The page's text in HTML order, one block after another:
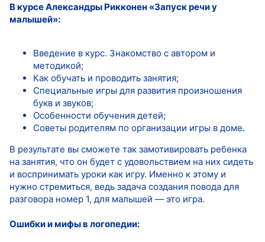
В курсе Александры Рикконен «Запуск речи у
малышей»:
Введение в курс. Знакомство с автором и
методикой;
Как обучать и проводить занятия;
Специальные игры для развития произношения
букв и звуков;
Особенности обучения детей;
Советы родителям по организации игры в доме.
В результате вы сможете так замотивировать ребенка
на занятия, что он будет с удовольствием на них сидеть
и воспринимать уроки как игру. Именно к этому и
нужно стремиться, ведь задача создания повода для
разговора номер 1, для малышей — это игра.
Ошибки и мифы в логопедии: